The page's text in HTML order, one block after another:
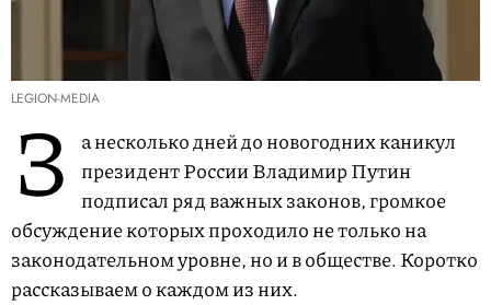
LEGION-MEDIA
З
а несколько дней до новогодних каникул
президент России Владимир Путин
подписал ряд важных законов, громкое
обсуждение которых проходило не только на
законодательном уровне, но и в обществе. Коротко
рассказываем о каждом из них.